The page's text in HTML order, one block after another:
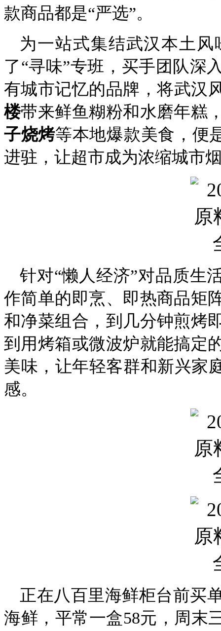
款商品都是“严选”。
为一站式集结武汉本土
了“寻味”专班，买手团队深
有城市记忆的品牌，将武汉
楼带来鲜鱼糊粉和水磨年糕
子烧烤等本地爆款美食，便
进驻，让超市成为浓缩城市
针对“懒人经济”对品质生
作简单的即烹、即热商品矩
和净菜组合，到几分钟煎烤
到用烤箱或微波炉就能搞定
美味，让年轻客群和新兴家
感。
正在八百里海鲜柜台前买
海鲜，平常一盒58元，周末